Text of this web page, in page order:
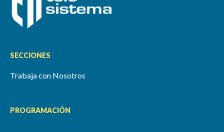
SECCIONES
Trabaja con Nosotros
PROGRAMACIÓN